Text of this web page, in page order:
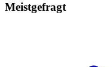
Meistgefragt